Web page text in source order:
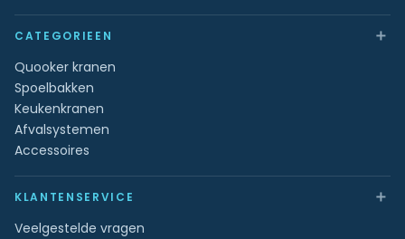
CATEGORIEEN ＋
Quooker kranen
Spoelbakken
Keukenkranen
Afvalsystemen
Accessoires
KLANTENSERVICE ＋
Veelgestelde vragen